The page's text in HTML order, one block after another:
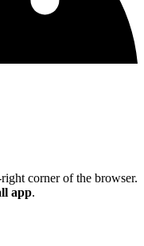
corner of the browser.
app.